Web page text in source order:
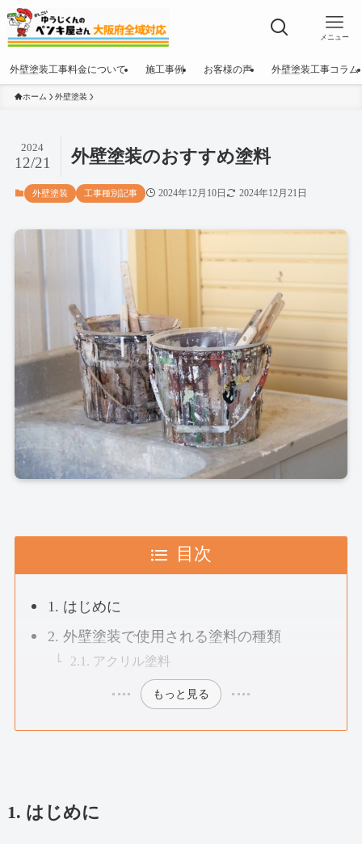
メニュー
外壁塗装工事料金について 施工事例 お客様の声 外壁塗装工事コラム
ホーム 外壁塗装
外壁塗装のおすすめ塗料
2024
12/21
外壁塗装 工事種別記事 2024年12月10日 2024年12月21日
目次
1. はじめに
2. 外壁塗装で使用される塗料の種類
2.1. アクリル塗料
もっと見る
1. はじめに